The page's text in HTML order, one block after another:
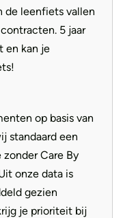
de leenfiets vallen
5 jaar
en kan je
op basis van
standaard een
zonder Care By
onze data is
gezien
je prioriteit bij